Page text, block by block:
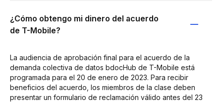
¿Cómo obtengo mi dinero del acuerdo
de T-Mobile?
La audiencia de aprobación final para el acuerdo de la
demanda colectiva de datos bdocHub de T-Mobile está
programada para el 20 de enero de 2023. Para recibir
beneficios del acuerdo, los miembros de la clase deben
presentar un formulario de reclamación válido antes del 23